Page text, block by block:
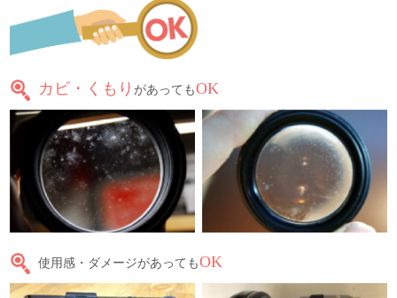
カビ・くもり があってもOK
使用感・ダメージがあってもOK